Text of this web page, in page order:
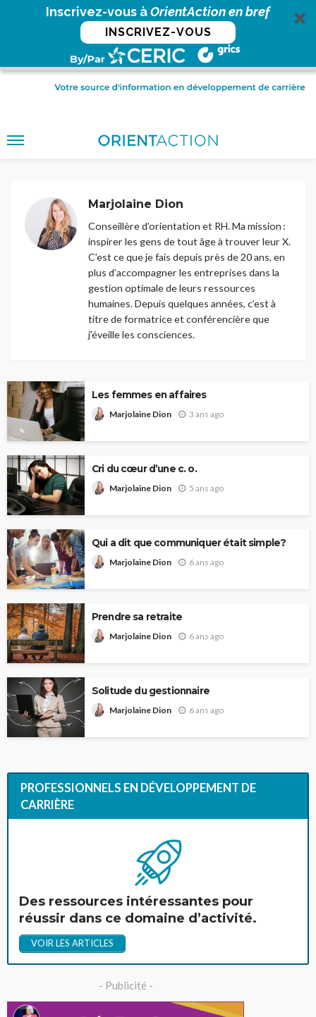
Inscrivez-vous àOrientAction en bref
INSCRIVEZ-VOUS
Marjolaine Dion
Conseillère d’orientation et RH. Ma mission :
inspirer les gens de tout âge à trouver leur X.
C’est ce que je fais depuis près de 20 ans, en
plus d’accompagner les entreprises dans la
gestion optimale de leurs ressources
humaines. Depuis quelques années, c’est à
titre de formatrice et conférencière que
j’éveille les consciences.
Les femmes en affaires
Marjolaine Dion 3 ans ago
Cri du cœur d’une c. o.
Marjolaine Dion 5 ans ago
Qui a dit que communiquer était simple?
Marjolaine Dion 6 ans ago
Prendre sa retraite
Marjolaine Dion 6 ans ago
Solitude du gestionnaire
Marjolaine Dion 6 ans ago
PROFESSIONNELS EN DÉVELOPPEMENT DE
CARRIÈRE
Des ressources intéressantes pour
réussir dans ce domaine d’activité.
VOIR LES ARTICLES
- Publicité -